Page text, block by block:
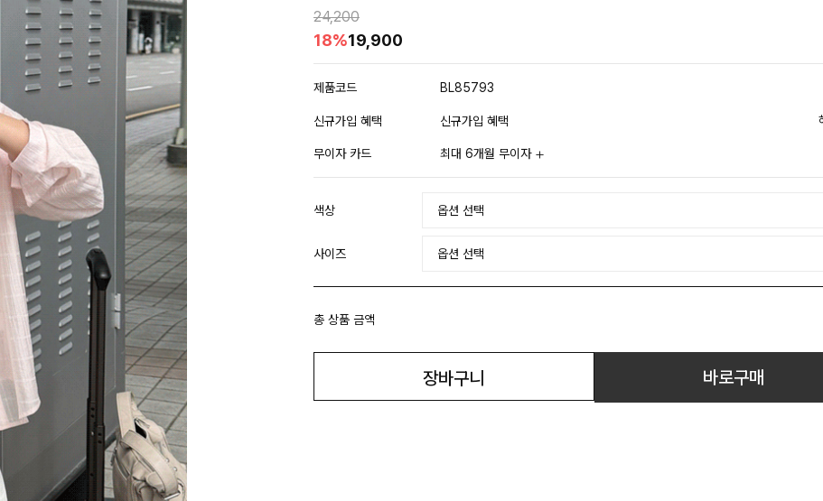
24,200
18%19,900
제품코드 BL85793
신규가입 혜택 신규가입 혜택
무이자 카드 최대 6개월 무이자
색상
사이즈
총 상품 금액
장바구니 바로구매